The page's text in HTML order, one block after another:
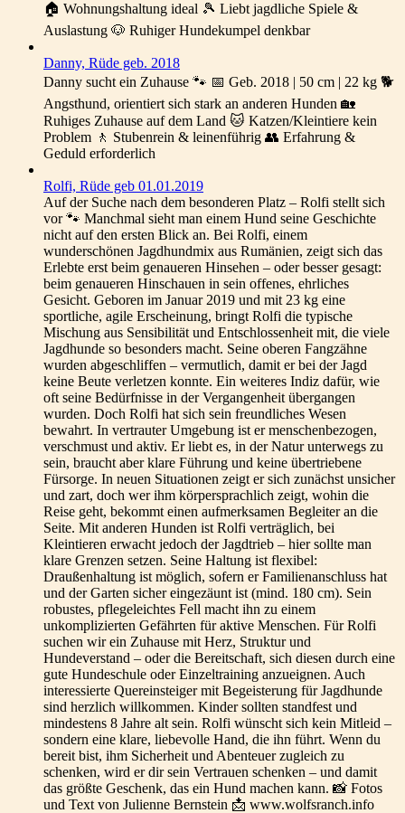
🏠 Wohnungshaltung ideal 🎾 Liebt jagdliche Spiele &
Auslastung 🐶 Ruhiger Hundekumpel denkbar
Danny, Rüde geb. 2018
Danny sucht ein Zuhause 🐾 📅 Geb. 2018 | 50 cm | 22 kg 🐕
Angsthund, orientiert sich stark an anderen Hunden 🏡
Ruhiges Zuhause auf dem Land 🐱 Katzen/Kleintiere kein
Problem 🚶 Stubenrein & leinenführig 👥 Erfahrung &
Geduld erforderlich
Rolfi, Rüde geb 01.01.2019
Auf der Suche nach dem besonderen Platz – Rolfi stellt sich
vor 🐾 Manchmal sieht man einem Hund seine Geschichte
nicht auf den ersten Blick an. Bei Rolfi, einem
wunderschönen Jagdhundmix aus Rumänien, zeigt sich das
Erlebte erst beim genaueren Hinsehen – oder besser gesagt:
beim genaueren Hinschauen in sein offenes, ehrliches
Gesicht. Geboren im Januar 2019 und mit 23 kg eine
sportliche, agile Erscheinung, bringt Rolfi die typische
Mischung aus Sensibilität und Entschlossenheit mit, die viele
Jagdhunde so besonders macht. Seine oberen Fangzähne
wurden abgeschliffen – vermutlich, damit er bei der Jagd
keine Beute verletzen konnte. Ein weiteres Indiz dafür, wie
oft seine Bedürfnisse in der Vergangenheit übergangen
wurden. Doch Rolfi hat sich sein freundliches Wesen
bewahrt. In vertrauter Umgebung ist er menschenbezogen,
verschmust und aktiv. Er liebt es, in der Natur unterwegs zu
sein, braucht aber klare Führung und keine übertriebene
Fürsorge. In neuen Situationen zeigt er sich zunächst unsicher
und zart, doch wer ihm körpersprachlich zeigt, wohin die
Reise geht, bekommt einen aufmerksamen Begleiter an die
Seite. Mit anderen Hunden ist Rolfi verträglich, bei
Kleintieren erwacht jedoch der Jagdtrieb – hier sollte man
klare Grenzen setzen. Seine Haltung ist flexibel:
Draußenhaltung ist möglich, sofern er Familienanschluss hat
und der Garten sicher eingezäunt ist (mind. 180 cm). Sein
robustes, pflegeleichtes Fell macht ihn zu einem
unkomplizierten Gefährten für aktive Menschen. Für Rolfi
suchen wir ein Zuhause mit Herz, Struktur und
Hundeverstand – oder die Bereitschaft, sich diesen durch eine
gute Hundeschule oder Einzeltraining anzueignen. Auch
interessierte Quereinsteiger mit Begeisterung für Jagdhunde
sind herzlich willkommen. Kinder sollten standfest und
mindestens 8 Jahre alt sein. Rolfi wünscht sich kein Mitleid –
sondern eine klare, liebevolle Hand, die ihn führt. Wenn du
bereit bist, ihm Sicherheit und Abenteuer zugleich zu
schenken, wird er dir sein Vertrauen schenken – und damit
das größte Geschenk, das ein Hund machen kann. 📸 Fotos
und Text von Julienne Bernstein 📩 www.wolfsranch.info